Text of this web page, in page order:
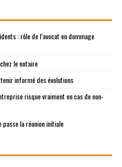
: rôle de l’avocat en dommage
le notaire
informé des évolutions
risque vraiment en cas de non-
passe la réunion initiale